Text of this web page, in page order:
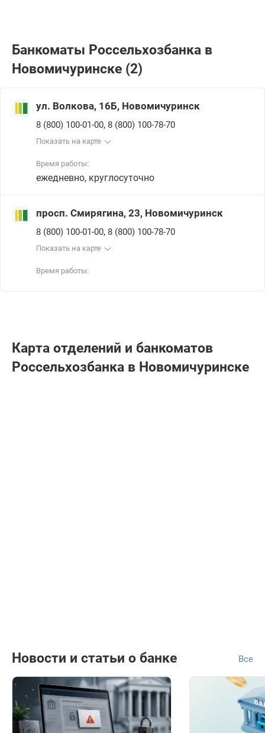
Банкоматы Россельхозбанкa в
Новомичуринске (2)
ул. Волкова, 16Б, Новомичуринск
8 (800) 100-01-00, 8 (800) 100-78-70
Показать на карте
Время работы:
ежедневно, круглосуточно
просп. Смирягина, 23, Новомичуринск
8 (800) 100-01-00, 8 (800) 100-78-70
Показать на карте
Время работы:
Карта отделений и банкоматов
Россельхозбанкa в Новомичуринске
Новости и статьи о банке Все